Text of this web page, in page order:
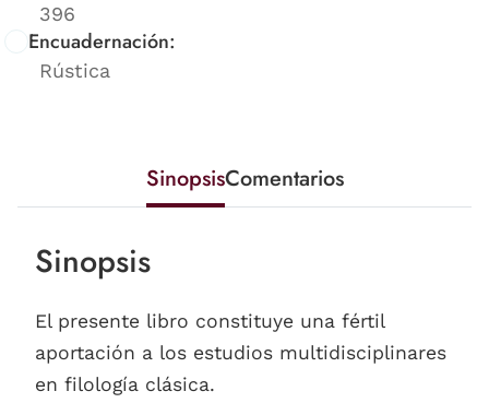
396
Encuadernación:
Rústica
SinopsisComentarios
Sinopsis
El presente libro constituye una fértil
aportación a los estudios multidisciplinares
en filología clásica.